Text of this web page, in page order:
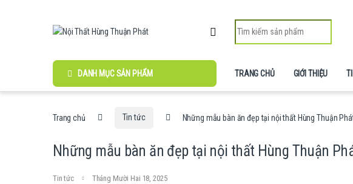
DANH MỤC SẢN PHẨM TRANG CHỦ GIỚI THIỆU
Trang chủ Tin tức Những mẫu bàn ăn đẹp tại nội thất Hùng Thuận
Những mẫu bàn ăn đẹp tại nội thất Hùng Thuận
Tin tức Tháng Mười Hai 18, 2025